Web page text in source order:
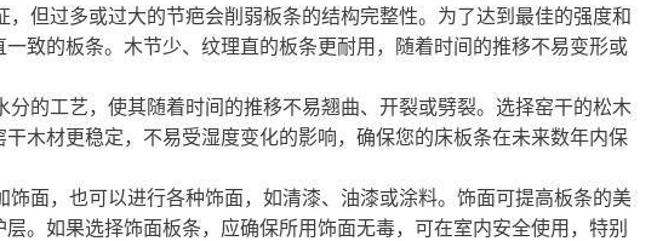
但过多或过大的节疤会削弱板条的结构完整性。为了达到最佳的强度和
致的板条。木节少、纹理直的板条更耐用，随着时间的推移不易变形或
分的工艺，使其随着时间的推移不易翘曲、开裂或劈裂。选择窑干的松木
木材更稳定，不易受湿度变化的影响，确保您的床板条在未来数年内保
饰面，也可以进行各种饰面，如清漆、油漆或涂料。饰面可提高板条的美
。如果选择饰面板条，应确保所用饰面无毒，可在室内安全使用，特别